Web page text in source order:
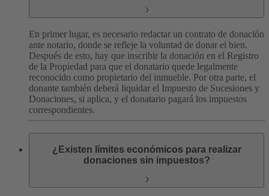
En primer lugar, es necesario redactar un contrato de donación
ante notario, donde se refleje la voluntad de donar el bien.
Después de esto, hay que inscribir la donación en el Registro
de la Propiedad para que el donatario quede legalmente
reconocido como propietario del inmueble. Por otra parte, el
donante también deberá liquidar el Impuesto de Sucesiones y
Donaciones, si aplica, y el donatario pagará los impuestos
correspondientes.
¿Existen límites económicos para realizar
donaciones sin impuestos?